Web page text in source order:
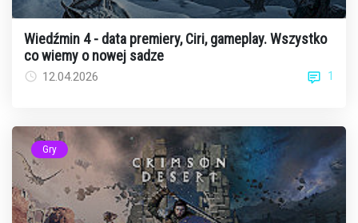
Wiedźmin 4 - data premiery, Ciri, gameplay. Wszystko
co wiemy o nowej sadze
12.04.2026 1
Gry